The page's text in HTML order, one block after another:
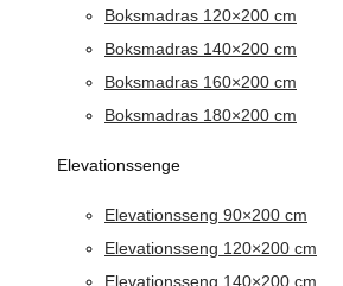
Boksmadras 120×200 cm
Boksmadras 140×200 cm
Boksmadras 160×200 cm
Boksmadras 180×200 cm
Elevationssenge
Elevationsseng 90×200 cm
Elevationsseng 120×200 cm
Elevationsseng 140×200 cm